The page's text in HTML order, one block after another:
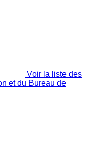
Voir la liste des
et du Bureau de